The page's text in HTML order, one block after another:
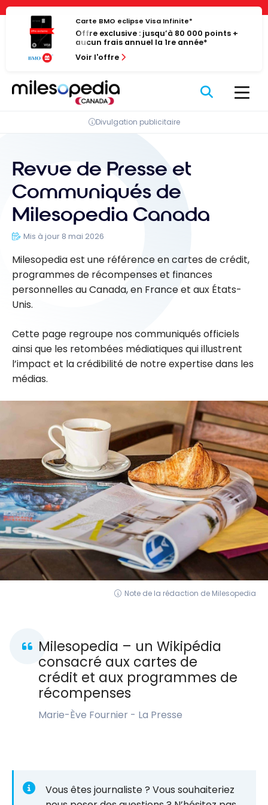
Panneau de gestion des cookies
Passer
contenu
Carte BMO eclipse Visa Infinite*
Offre exclusive : jusqu’à 80 000 points +
aucun frais annuel la 1re année*
Voir l'offre
Divulgation publicitaire
Revue de Presse et
Communiqués de
Milesopedia Canada
Mis à jour 8 mai 2026
Milesopedia est une référence en cartes de crédit,
programmes de récompenses et finances
personnelles au Canada, en France et aux États-
Unis.
Cette page regroupe nos communiqués officiels
ainsi que les retombées médiatiques qui illustrent
l’impact et la crédibilité de notre expertise dans les
médias.
Note de la rédaction de Milesopedia
Milesopedia – un Wikipédia
consacré aux cartes de
crédit et aux programmes de
récompenses
Marie-Ève Fournier - La Presse
Vous êtes journaliste ? Vous souhaiteriez